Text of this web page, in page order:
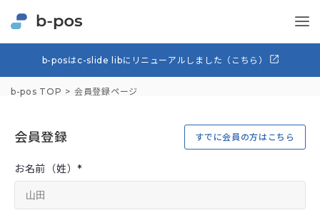
b-posはc-slide libにリニューアルしました（こちら）
b-pos TOP 会員登録ページ
会員登録 すでに会員の方はこちら
お名前（姓）*